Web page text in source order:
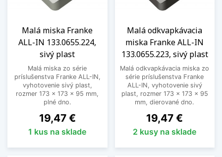
Malá miska Franke
ALL-IN 133.0655.224,
sivý plast
Malá miska zo série
príslušenstva Franke ALL-IN,
vyhotovenie sivý plast,
rozmer 173 × 173 × 95 mm,
plné dno.
Cena
19,47 €
1 kus na sklade
Malá odkvapkávacia
miska Franke ALL-IN
133.0655.223, sivý plast
Malá odkvapkávacia miska zo
série príslušenstva Franke
ALL-IN, vyhotovenie sivý
plast, rozmer 173 × 173 × 95
mm, dierované dno.
Cena
19,47 €
2 kusy na sklade